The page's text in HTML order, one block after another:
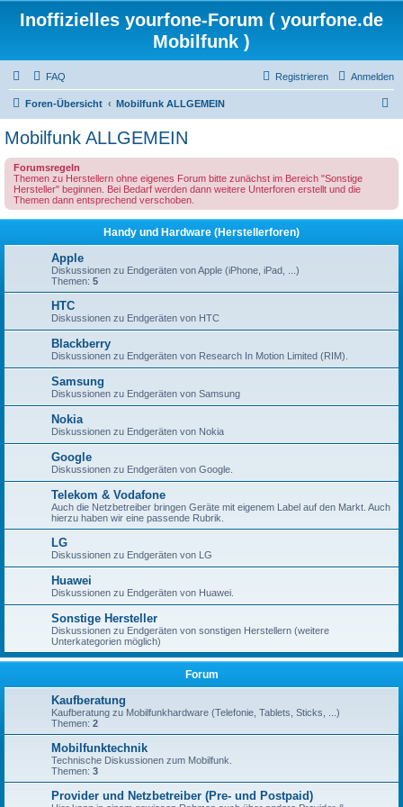
Inoffizielles yourfone-Forum ( yourfone.de
Mobilfunk )
FAQ Anmelden
Registrieren
Foren-Übersicht Mobilfunk ALLGEMEIN
Mobilfunk ALLGEMEIN
Forumsregeln
Themen zu Herstellern ohne eigenes Forum bitte zunächst im Bereich "Sonstige
Hersteller" beginnen. Bei Bedarf werden dann weitere Unterforen erstellt und die
Themen dann entsprechend verschoben.
Handy und Hardware (Herstellerforen)
Apple
Diskussionen zu Endgeräten von Apple (iPhone, iPad, ...)
Themen: 5
HTC
Diskussionen zu Endgeräten von HTC
Blackberry
Diskussionen zu Endgeräten von Research In Motion Limited (RIM).
Samsung
Diskussionen zu Endgeräten von Samsung
Nokia
Diskussionen zu Endgeräten von Nokia
Google
Diskussionen zu Endgeräten von Google.
Telekom & Vodafone
Auch die Netzbetreiber bringen Geräte mit eigenem Label auf den Markt. Auch
hierzu haben wir eine passende Rubrik.
LG
Diskussionen zu Endgeräten von LG
Huawei
Diskussionen zu Endgeräten von Huawei.
Sonstige Hersteller
Diskussionen zu Endgeräten von sonstigen Herstellern (weitere
Unterkategorien möglich)
Forum
Kaufberatung
Kaufberatung zu Mobilfunkhardware (Telefonie, Tablets, Sticks, ...)
Themen: 2
Mobilfunktechnik
Technische Diskussionen zum Mobilfunk.
Themen: 3
Provider und Netzbetreiber (Pre- und Postpaid)